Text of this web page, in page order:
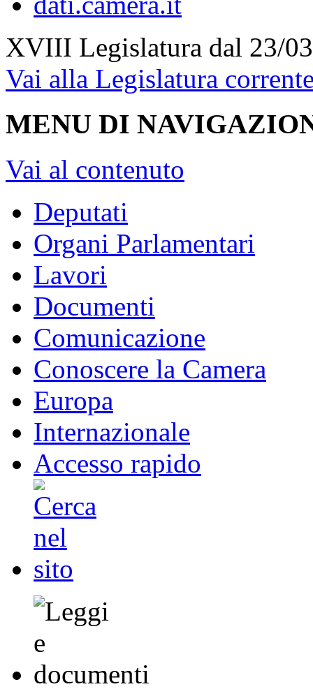
XVIII Legislatura dal 23/
Vai alla Legislatura
MENU DI
Vai al contenuto
Deputati
Organi Parlamentari
Lavori
Documenti
Comunicazione
Conoscere la Camera
Europa
Internazionale
Accesso rapido